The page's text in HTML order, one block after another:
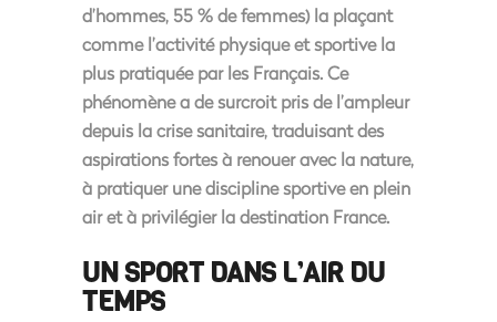
d’hommes, 55 % de femmes) la plaçant
commel’activité physique et sportive la
plus pratiquée par les Français. Ce
phénomène a de surcroit pris de l’ampleur
depuis la crise sanitaire, traduisant des
aspirations fortes à renouer avec la nature,
à pratiquer une discipline sportive en plein
air et à privilégier la destination France.
UN SPORT DANS L’AIR DU
TEMPS